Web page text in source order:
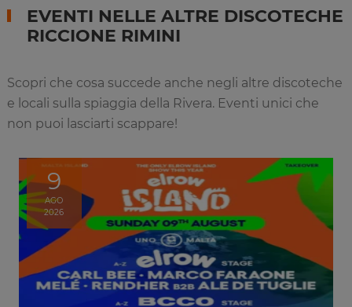
EVENTI NELLE ALTRE DISCOTECHE
RICCIONE RIMINI
Scopri che cosa succede anche negli altre discoteche
e locali sulla spiaggia della Rivera. Eventi unici che
non puoi lasciarti scappare!
9
AGO
2026